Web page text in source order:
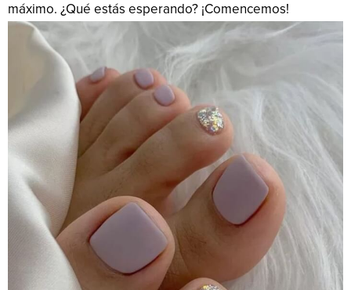
máximo. ¿Qué estás esperando? ¡Comencemos!